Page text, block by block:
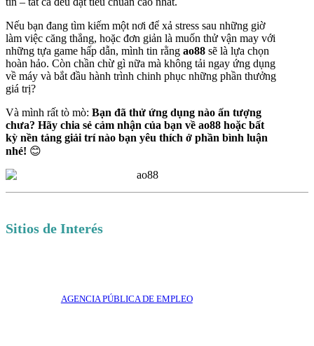
Nếu bạn đang tìm kiếm một nơi để xả stress sau những giờ
làm việc căng thẳng, hoặc đơn giản là muốn thử vận may với
những tựa game hấp dẫn, mình tin rằng ao88 sẽ là lựa chọn
hoàn hảo. Còn chần chừ gì nữa mà không tải ngay ứng dụng
về máy và bắt đầu hành trình chinh phục những phần thưởng
giá trị?
Và mình rất tò mò: Bạn đã thử ứng dụng nào ấn tượng
chưa? Hãy chia sẻ cảm nhận của bạn về ao88 hoặc bất
kỳ nền tảng giải trí nào bạn yêu thích ở phần bình luận
nhé! 😊
Sitios de Interés
AGENCIA PÚBLICA DE EMPLEO